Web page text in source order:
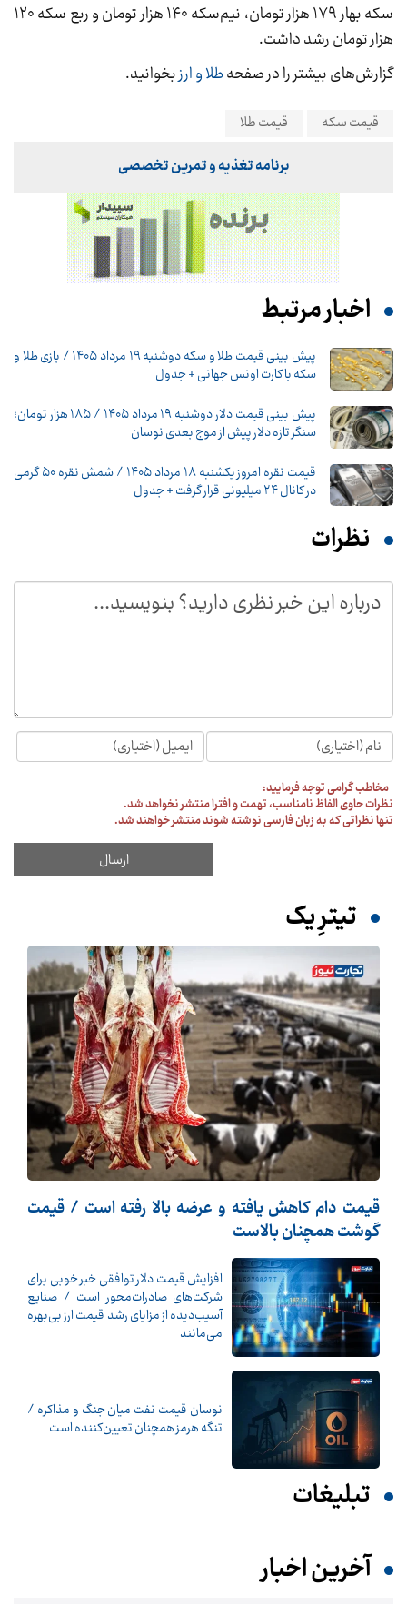
سکه بهار ۱۷۹ هزار تومان، نیم‌سکه ۱۴۰ هزار تومان و ربع سکه ۱۲۰
هزار تومان رشد داشت.
گزارش‌های بیشتر را در صفحهطلا و ارزبخوانید.
قیمت سکه قیمت طلا
برنامه تغذیه و تمرین تخصصی
اخبار مرتبط
پیش‌ بینی قیمت طلا و سکه دوشنبه ۱۹ مرداد ۱۴۰۵ / بازی طلا و
سکه با کارت اونس جهانی + جدول
پیش‌ بینی قیمت دلار دوشنبه ۱۹ مرداد ۱۴۰۵ / ۱۸۵ هزار تومان؛
سنگر تازه دلار پیش از موج بعدی نوسان
قیمت نقره امروز یکشنبه ۱۸ مرداد ۱۴۰۵ / شمش نقره ۵۰ گرمی
در کانال ۲۴ میلیونی قرار گرفت + جدول
نظرات
مخاطب گرامی توجه فرمایید:
نظرات حاوی الفاظ نامناسب، تهمت و افترا منتشر نخواهد شد.
تنها نظراتی که به زبان فارسی نوشته شوند منتشر خواهند شد.
تیترِ یک
قیمت دام کاهش یافته و عرضه بالا رفته است / قیمت
گوشت همچنان بالاست
افزایش قیمت دلار توافقی خبر خوبی برای
شرکت‌های صادرات‌محور است / صنایع
آسیب‌دیده از مزایای رشد قیمت ارز بی‌بهره
می‌مانند
نوسان قیمت نفت میان جنگ و مذاکره /
تنگه هرمز همچنان تعیین‌کننده است
تبلیغات
آخرین اخبار